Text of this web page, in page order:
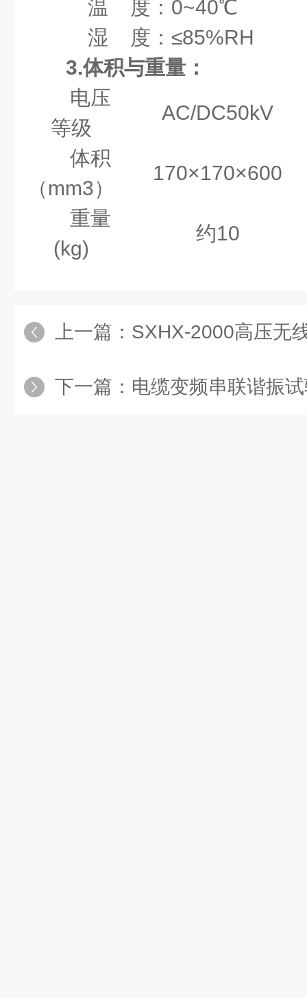
温 度：0~40℃
湿 度：≤85%RH
3.体积与重量：
电压
等级
AC/DC50kV
体积
（mm3）
170×170×600
重量
(kg)
约10
上一篇： SXHX-2000高压无线
下一篇： 电缆变频串联谐振